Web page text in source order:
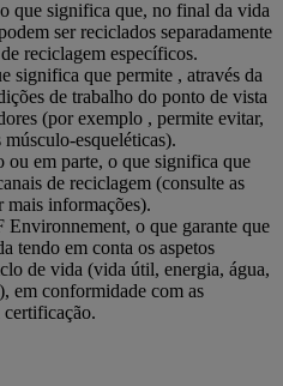
que significa que, no final da vida
ser reciclados separadamente
reciclagem específicos.
significa que permite , através da
de trabalho do ponto de vista
(por exemplo , permite evitar,
esqueléticas).
ou em parte, o que significa que
de reciclagem (consulte as
mais informações).
o que garante que
tendo em conta os aspetos
de vida (vida útil, energia, água,
em conformidade com as
certificação.